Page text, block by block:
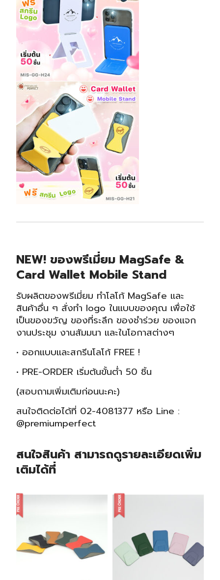
NEW! ของพรีเมี่ยม MagSafe &
Card Wallet Mobile Stand
รับผลิตของพรีเมี่ยม ทำโลโก้ MagSafe และ
สินค้าอื่น ๆ สั่งทำ logo ในแบบของคุณ เพื่อใช้
เป็นของขวัญ ของที่ระลึก ของชำร่วย ของแจก
งานประชุม งานสัมมนา และในโอกาสต่างๆ
• ออกแบบและสกรีนโลโก้ FREE !
• PRE-ORDER เริ่มต้นขั้นต่ำ 50 ชิ้น
(สอบถามเพิ่มเติมก่อนนะคะ)
สนใจติดต่อได้ที่ 02-4081377 หรือ Line :
@premiumperfect
สนใจสินค้า สามารถดูรายละเอียดเพิ่ม
เติมได้ที่